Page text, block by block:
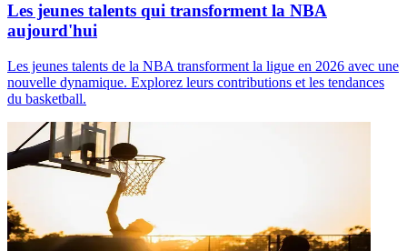
Les jeunes talents qui transforment la NBA
aujourd'hui
Les jeunes talents de la NBA transforment la ligue en 2026 avec une
nouvelle dynamique. Explorez leurs contributions et les tendances
du basketball.